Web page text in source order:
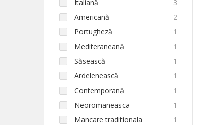
Italiană
3
Americană
2
Portugheză
1
Mediteraneană
1
Săsească
1
Ardelenească
1
Contemporană
1
Neoromaneasca
1
Mancare traditionala
1